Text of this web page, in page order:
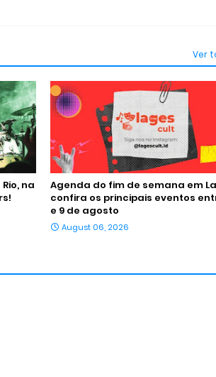
Ver
na
Agenda do fim de semana em
confira os principais eventos
e 9 de agosto
August 06, 2026